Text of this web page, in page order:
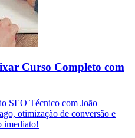
Curso Completo com
SEO Técnico com João
otimização de conversão e
imediato!